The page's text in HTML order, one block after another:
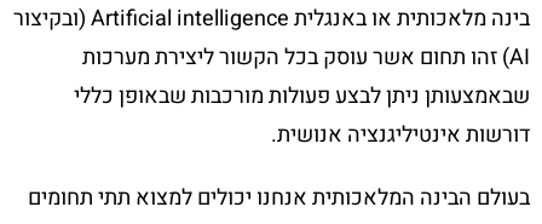
בינה מלאכותית או באנגלית Artificial intelligence (ובקיצור
AI) זהו תחום אשר עוסק בכל הקשור ליצירת מערכות
שבאמצעותן ניתן לבצע פעולות מורכבות שבאופן כללי
דורשות אינטיליגנציה אנושית.
בעולם הבינה המלאכותית אנחנו יכולים למצוא תתי תחומים